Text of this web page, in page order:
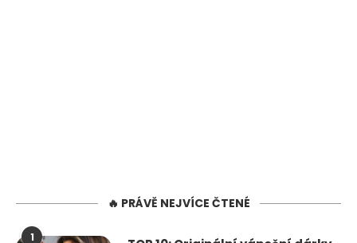
🔥 PRÁVĚ NEJVÍCE ČTENÉ
1